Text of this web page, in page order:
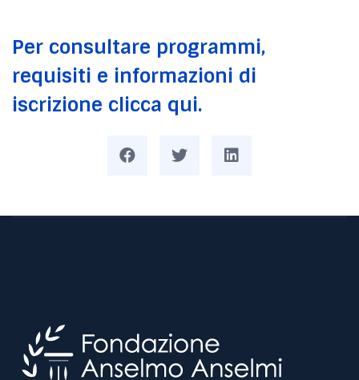
Per consultare programmi,
requisiti e informazioni di
iscrizione clicca qui.